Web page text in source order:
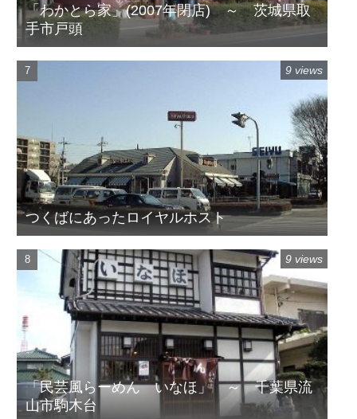
「わかとら家」(2007年閉店) ～ 茨城県取
手市戸頭
つくばにあったロイヤルホスト
9 views
「民芸風らーめん いなほ」 ～ 千葉県流
山市駒木台
9 views